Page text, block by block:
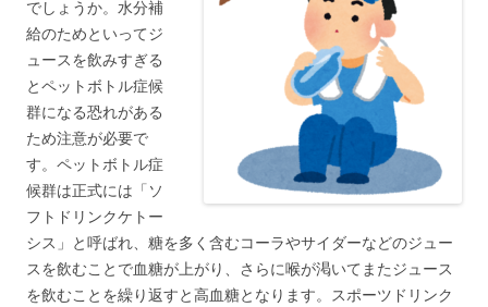
でしょうか。水分補
給のためといってジ
ュースを飲みすぎる
とペットボトル症候
群になる恐れがある
ため注意が必要で
す。ペットボトル症
候群は正式には「ソ
フトドリンクケトー
シス」と呼ばれ、糖を多く含むコーラやサイダーなどのジュー
スを飲むことで血糖が上がり、さらに喉が渇いてまたジュース
を飲むことを繰り返すと高血糖となります。スポーツドリンク